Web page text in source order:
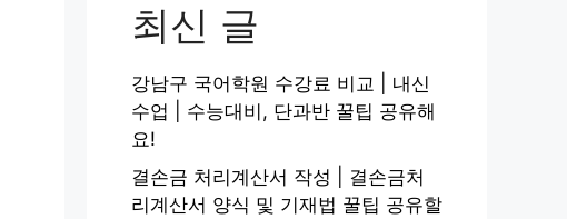
최신 글
강남구 국어학원 수강료 비교 | 내신
수업 | 수능대비, 단과반 꿀팁 공유해
요!
결손금 처리계산서 작성 | 결손금처
리계산서 양식 및 기재법 꿀팁 공유할